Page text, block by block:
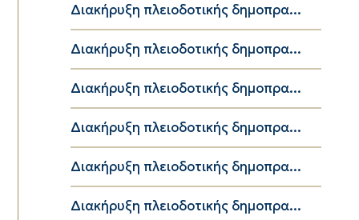
Διακήρυξη πλειοδοτικής δημοπρα...
Διακήρυξη πλειοδοτικής δημοπρα...
Διακήρυξη πλειοδοτικής δημοπρα...
Διακήρυξη πλειοδοτικής δημοπρα...
Διακήρυξη πλειοδοτικής δημοπρα...
Διακήρυξη πλειοδοτικής δημοπρα...